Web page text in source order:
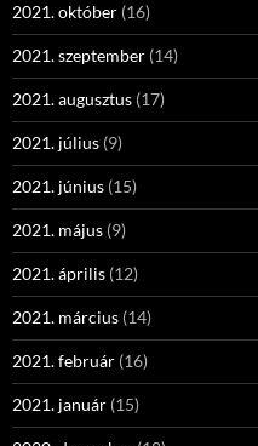
2021. október (16)
2021. szeptember (14)
2021. augusztus (17)
2021. július (9)
2021. június (15)
2021. május (9)
2021. április (12)
2021. március (14)
2021. február (16)
2021. január (15)